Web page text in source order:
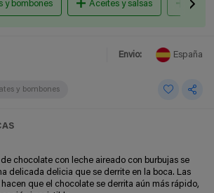
y bombones Aceites y salsas
Envio: España
y bombones
chocolate con leche aireado con burbujas se
delicada delicia que se derrite en la boca. Las
hacen que el chocolate se derrita aún más rápido,